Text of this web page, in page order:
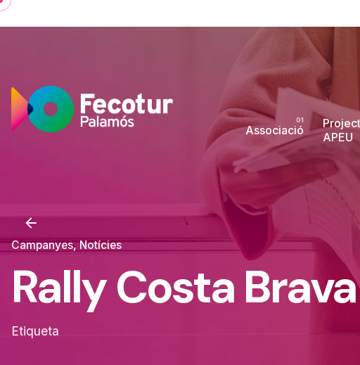
Skip
to
Associació
APEU
Campanyes Notícies
Rally Costa Brava
Etiqueta